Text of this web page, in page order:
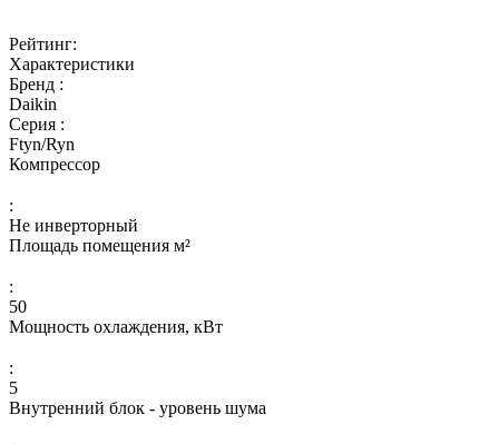
Рейтинг:
Характеристики
Бренд :
Daikin
Серия :
Ftyn/Ryn
Компрессор
:
Не инверторный
Площадь помещения м²
:
50
Мощность охлаждения, кВт
:
5
Внутренний блок - уровень шума